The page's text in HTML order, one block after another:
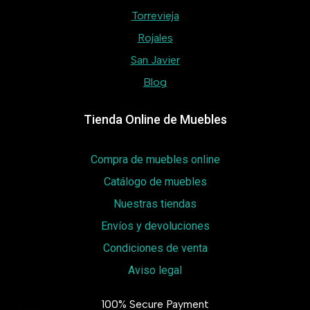
Torrevieja
Rojales
San Javier
Blog
Tienda Online de Muebles
Compra de muebles online
Catálogo de muebles
Nuestras tiendas
Envíos y devoluciones
Condiciones de venta
Aviso legal
100% Secure Payment